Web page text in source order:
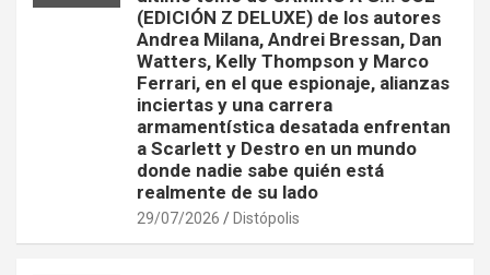
(EDICIÓN Z DELUXE) de los autores
Andrea Milana, Andrei Bressan, Dan
Watters, Kelly Thompson y Marco
Ferrari, en el que espionaje, alianzas
inciertas y una carrera
armamentística desatada enfrentan
a Scarlett y Destro en un mundo
donde nadie sabe quién está
realmente de su lado
29/07/2026 Distópolis